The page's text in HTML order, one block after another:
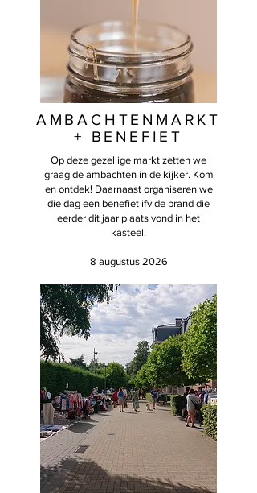
AMBACHTENMARKT
+ BENEFIET
Op deze gezellige markt zetten we
graag de ambachten in de kijker. Kom
en ontdek! Daarnaast organiseren we
die dag een benefiet ifv de brand die
eerder dit jaar plaats vond in het
kasteel.
8 augustus 2026